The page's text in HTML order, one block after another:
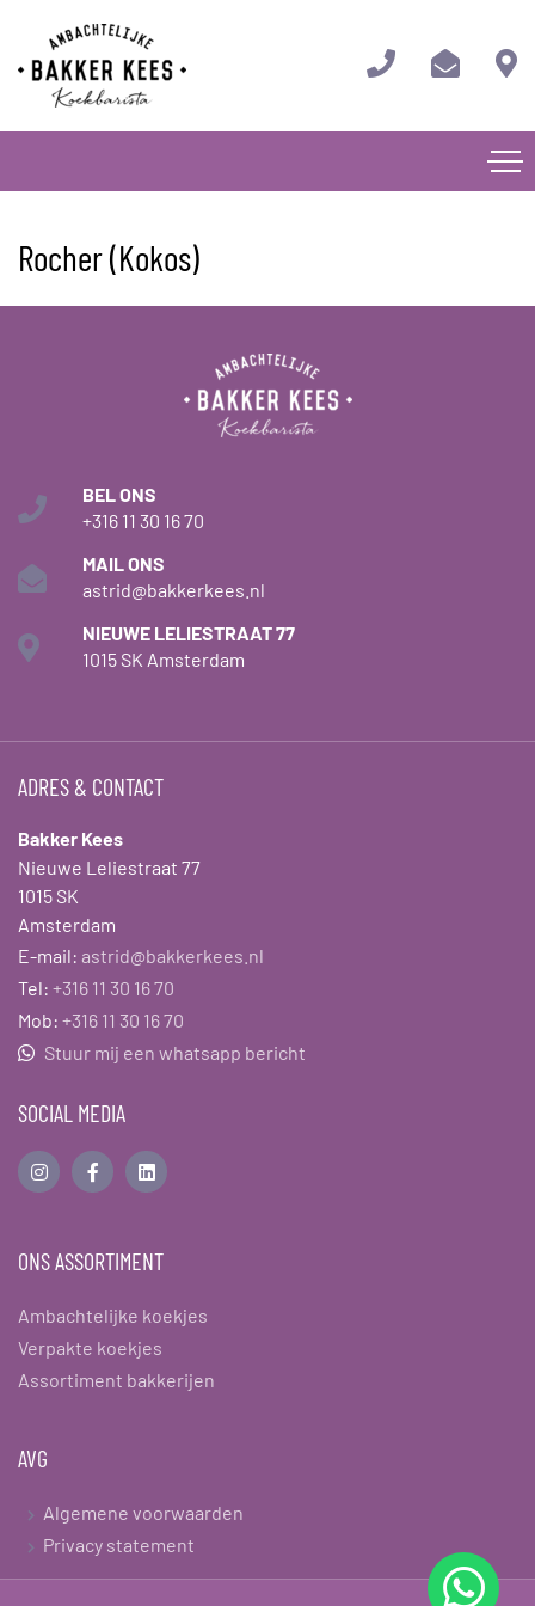
Rocher (Kokos)
BEL ONS
+316 11 30 16 70
MAIL ONS
astrid@bakkerkees.nl
NIEUWE LELIESTRAAT 77
1015 SK Amsterdam
ADRES & CONTACT
Bakker Kees
Nieuwe Leliestraat 77
1015 SK
Amsterdam
E-mail: astrid@bakkerkees.nl
Tel: +316 11 30 16 70
Mob: +316 11 30 16 70
Stuur mij een whatsapp bericht
SOCIAL MEDIA
ONS ASSORTIMENT
Ambachtelijke koekjes
Verpakte koekjes
Assortiment bakkerijen
AVG
Algemene voorwaarden
Privacy statement